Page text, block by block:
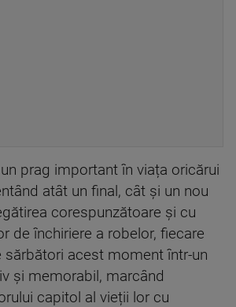
prag important în viața oricărui
atât un final, cât și un nou
corespunzătoare și cu
de închiriere a robelor, fiecare
sărbători acest moment într-un
și memorabil, marcând
capitol al vieții lor cu